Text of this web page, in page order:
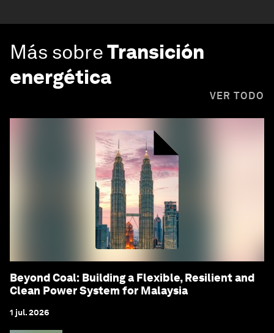
Más sobreTransición
energética
VER TODO
Beyond Coal: Building a Flexible, Resilient and
Clean Power System for Malaysia
1 jul. 2026